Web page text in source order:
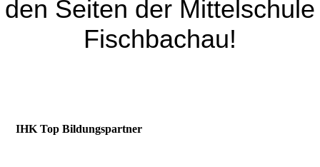
den Seiten der Mittelschule
Fischbachau!
IHK Top Bildungspartner